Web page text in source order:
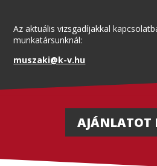
Az aktuális vizsgadíjakkal
munkatársunknál:
muszaki@k-v.hu
AJÁNLATOT